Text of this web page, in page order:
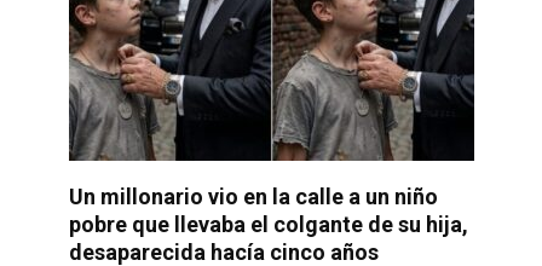
Un millonario vio en la calle a un niño
pobre que llevaba el colgante de su hija,
desaparecida hacía cinco años